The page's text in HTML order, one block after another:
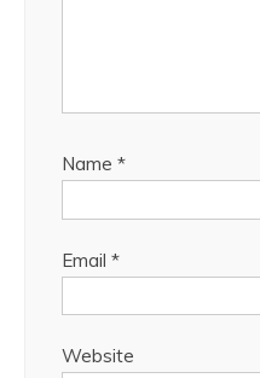
Name *
Email *
Website